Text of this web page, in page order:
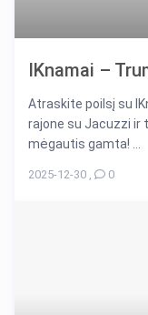
IKnamai –
Atraskite poilsį su
rajone su Jacuzzi ir
mėgautis gamta! ...
2025-12-30 , 0